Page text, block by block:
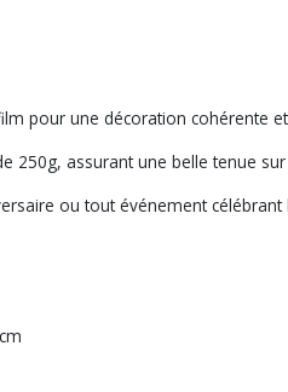
pour une décoration cohérente
250g, assurant une belle tenue
ou tout événement célébrant